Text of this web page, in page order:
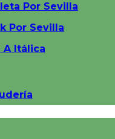
Por Sevilla
Por Sevilla
A Itálica